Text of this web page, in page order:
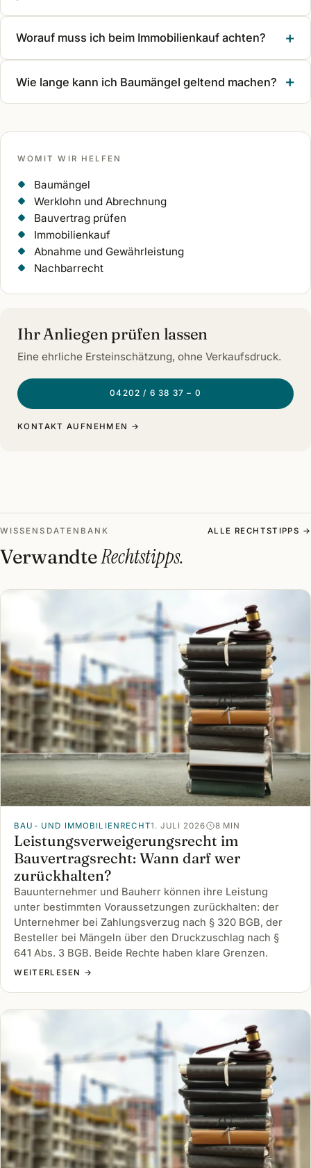
Worauf muss ich beim Immobilienkauf achten?
Wie lange kann ich Baumängel geltend machen?
WOMIT WIR HELFEN
Baumängel
Werklohn und Abrechnung
Bauvertrag prüfen
Immobilienkauf
Abnahme und Gewährleistung
Nachbarrecht
Ihr Anliegen prüfen lassen
Eine ehrliche Ersteinschätzung, ohne Verkaufsdruck.
04202 / 6 38 37 – 0
KONTAKT AUFNEHMEN →
WISSENSDATENBANK ALLE RECHTSTIPPS →
VerwandteRechtstipps.
BAU- UND IMMOBILIENRECHT1. JULI 2026 8 MIN
Leistungsverweigerungsrecht im
Bauvertragsrecht: Wann darf wer
zurückhalten?
Bauunternehmer und Bauherr können ihre Leistung
unter bestimmten Voraussetzungen zurückhalten: der
Unternehmer bei Zahlungsverzug nach § 320 BGB, der
Besteller bei Mängeln über den Druckzuschlag nach §
641 Abs. 3 BGB. Beide Rechte haben klare Grenzen.
WEITERLESEN →